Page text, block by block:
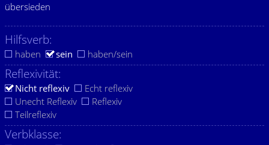
übersieden
Hilfsverb:
haben sein haben/sein
Reflexivität:
Nicht reflexiv
Echt reflexiv
Unecht Reflexiv
Reflexiv
Teilreflexiv
Verbklasse: